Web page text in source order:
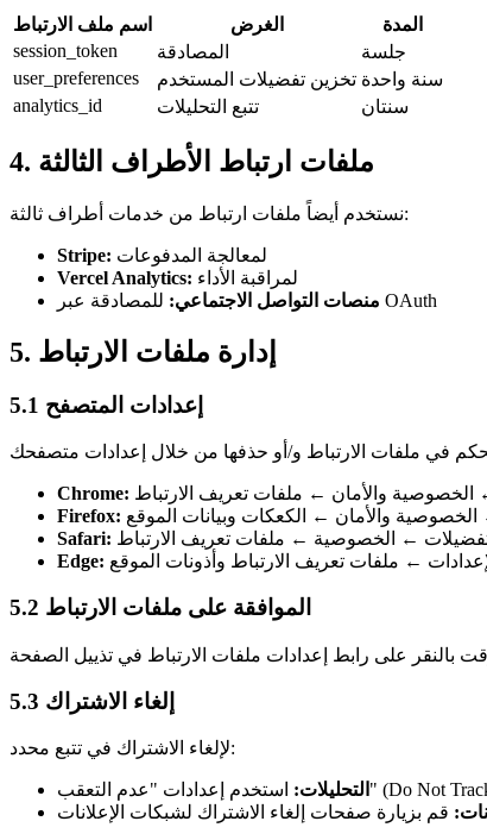
اسم ملف الارتباط الغرض
المدة
session_token
المصادقة
جلسة
user_preferences
تخزين تفضيلات المستخدم سنة واحدة
analytics_id
تتبع التحليلات سنتان
4. ملفات ارتباط الأطراف الثالثة
نستخدم أيضاً ملفات ارتباط من خدمات أطراف ثالثة:
Stripe: لمعالجة المدفوعات
Vercel Analytics: لمراقبة الأداء
منصات التواصل الاجتماعي: للمصادقة عبر OAuth
5. إدارة ملفات الارتباط
5.1 إعدادات المتصفح
Chrome: الخصوصية والأمان ← ملفات تعريف الارتباط
Firefox: الخصوصية والأمان ← الكعكات وبيانات الموقع
Safari: ← الخصوصية ← ملفات تعريف الارتباط
Edge: ← ملفات تعريف الارتباط وأذونات الموقع
5.2 الموافقة على ملفات الارتباط
5.3 إلغاء الاشتراك
لإلغاء الاشتراك في تتبع محدد:
التحليلات:
قم بزيارة صفحات إلغاء الاشتراك لشبكات الإعلانات